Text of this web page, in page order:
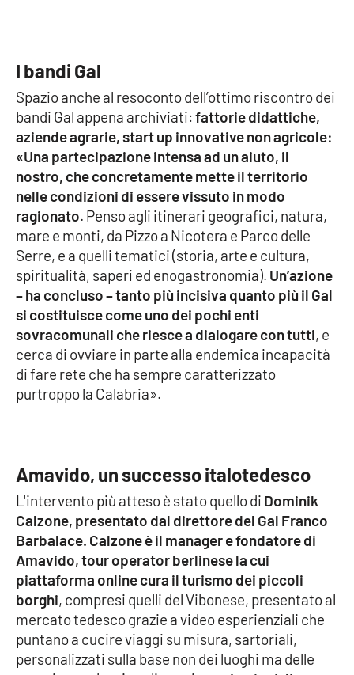
Imprese Di Calabria
Le perfidie di Antonella Grippo
Venti di comunicazione
STREAMING
LaC TV
LaC Network
LaC OnAir
EDIZIONI
LOCALI
Vibo Valentia
Reggio Calabria
Cosenza
Lamezia Terme
I bandi Gal
Spazio anche al resoconto dell’ottimo riscontro dei
bandi Gal appena archiviati:fattorie didattiche,
aziende agrarie, start up innovative non agricole:
«Una partecipazione intensa ad un aiuto, il
nostro, che concretamente mette il territorio
nelle condizioni di essere vissuto in modo
ragionato. Penso agli itinerari geografici, natura,
mare e monti, da Pizzo a Nicotera e Parco delle
Serre, e a quelli tematici (storia, arte e cultura,
spiritualità, saperi ed enogastronomia). Un’azione
– ha concluso – tanto più incisiva quanto più il Gal
si costituisce come uno dei pochi enti
sovracomunali che riesce a dialogare con tutti, e
cerca di ovviare in parte alla endemica incapacità
di fare rete che ha sempre caratterizzato
purtroppo la Calabria».
Amavido, un successo italotedesco
L'intervento più atteso è stato quello di Dominik
Calzone, presentato dal direttore del Gal Franco
Barbalace. Calzone è il manager e fondatore di
Amavido, tour operator berlinese la cui
piattaforma online cura il turismo dei piccoli
borghi, compresi quelli del Vibonese, presentato al
mercato tedesco grazie a video esperienziali che
puntano a cucire viaggi su misura, sartoriali,
personalizzati sulla base non dei luoghi ma delle